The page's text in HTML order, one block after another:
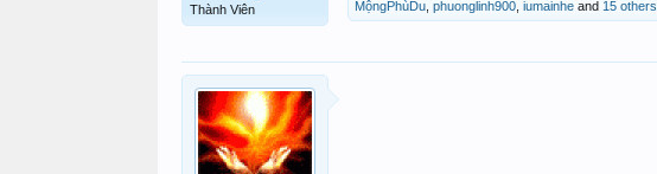
Thành Viên MộngPhùDu phuonglinh900 iumainhe and 15 others